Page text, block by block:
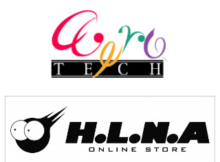
Romisea